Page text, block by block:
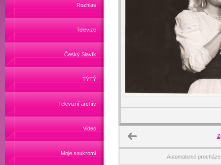
Rozhlas
Televize
Český Slavík
TÝTÝ
Televizní archív
Video
Moje soukromí
Automatické